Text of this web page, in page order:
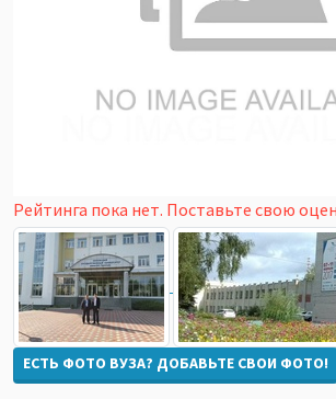
Рейтинга пока нет. Поставьте свою
ЕСТЬ ФОТО ВУЗА? ДОБАВЬТЕ СВОИ ФОТО!